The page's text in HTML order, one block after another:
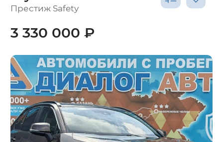
Престиж Safety
3 330 000 ₽